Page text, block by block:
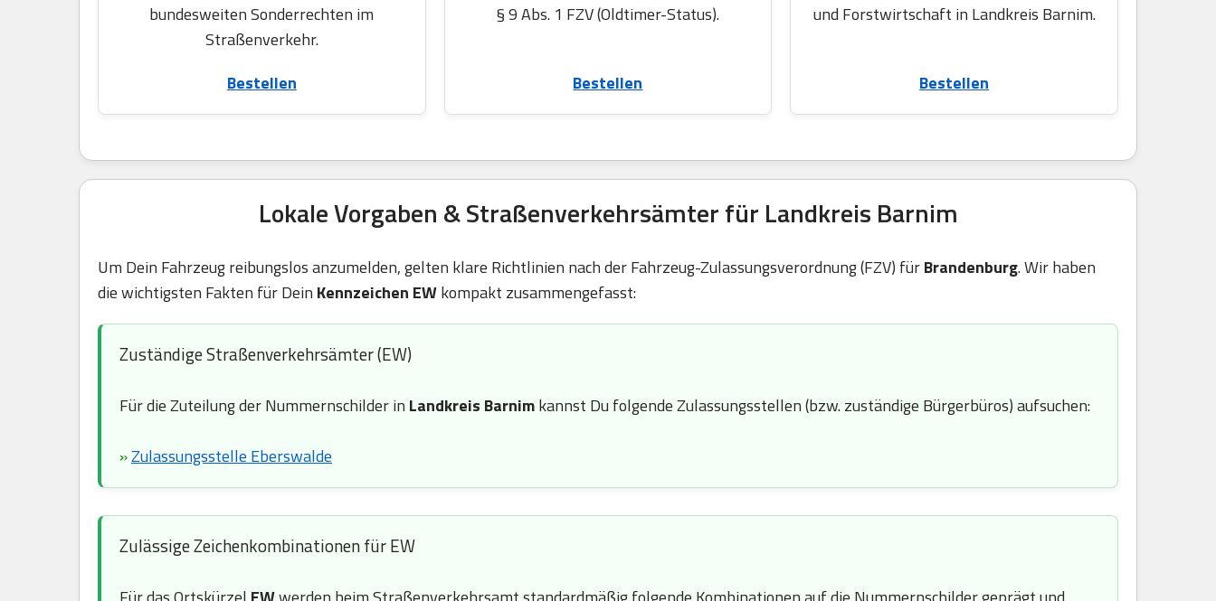
bundesweiten Sonderrechten im
Straßenverkehr.
Bestellen
§ 9 Abs. 1 FZV (Oldtimer-Status).
Bestellen
und Forstwirtschaft in Landkreis Barnim.
Bestellen
Lokale Vorgaben & Straßenverkehrsämter für Landkreis Barnim
Um Dein Fahrzeug reibungslos anzumelden, gelten klare Richtlinien nach der Fahrzeug-Zulassungsverordnung (FZV) fürBrandenburg. Wir haben
die wichtigsten Fakten für Dein Kennzeichen EWkompakt zusammengefasst:
Zuständige Straßenverkehrsämter (EW)
Für die Zuteilung der Nummernschilder in Landkreis Barnimkannst Du folgende Zulassungsstellen (bzw. zuständige Bürgerbüros) aufsuchen:
»Zulassungsstelle Eberswalde
Zulässige Zeichenkombinationen für EW